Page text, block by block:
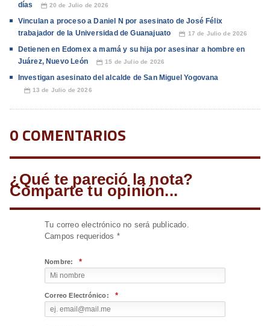
días
📅 20 de Julio de 2026
Vinculan a proceso a Daniel N por asesinato de José Félix
trabajador de la Universidad de Guanajuato
📅 17 de Julio de 2026
Detienen en Edomex a mamá y su hija por asesinar a hombre en
Juárez, Nuevo León
📅 15 de Julio de 2026
Investigan asesinato del alcalde de San Miguel Yogovana
📅 13 de Julio de 2026
0 COMENTARIOS
¿Qué te pareció la nota?
Comparte tu opinión...
Tu correo electrónico no será publicado.
Campos requeridos *
Nombre: *
Correo Electrónico: *